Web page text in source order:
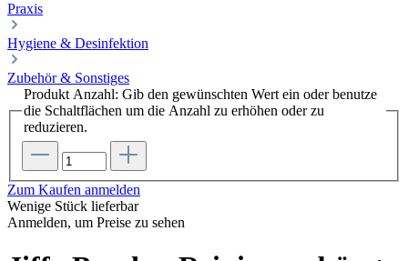
Praxis
Hygiene & Desinfektion
Zubehör & Sonstiges
Produkt Anzahl: Gib den gewünschten Wert ein oder benutze
die Schaltflächen um die Anzahl zu erhöhen oder zu
reduzieren.
Zum Kaufen anmelden
Wenige Stück lieferbar
Anmelden, um Preise zu sehen